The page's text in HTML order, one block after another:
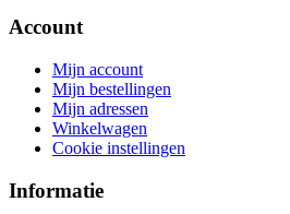
Account
Mijn account
Mijn bestellingen
Mijn adressen
Winkelwagen
Cookie instellingen
Informatie